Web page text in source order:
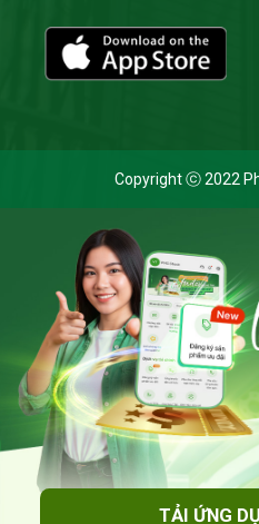
Cookie và chính sách
Bằng cách nhấp vào 'Cho
lưu trữ tất cả các cookie trên
với Thông báo Xử lý dữ liệu
Hưng khi truy cập trang web
Cho phép
Copyright ⓒ 2022
TẢI ỨNG